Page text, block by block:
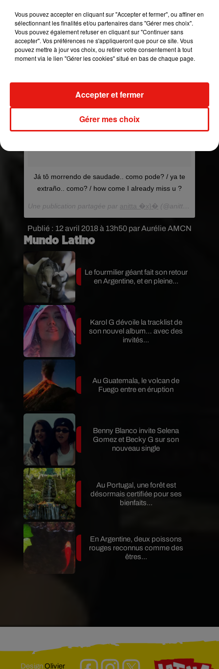
Publié : 12 avril 2018 à 13h50 par Aurélie AMCN
Já tô morrendo de saudade.. como pode? / ya te
extraño.. como? / how come I already miss u ?
Une publication partagée par anitta �x}� (@anitta) le
Mundo Latino
Le fourmilier géant fait son retour
en Argentine, et en pleine...
Karol G dévoile la tracklist de
son nouvel album… avec des
invités...
Au Guatemala, le volcan de
Fuego entre en éruption
Benny Blanco invite Selena
Gomez et Becky G sur son
nouveau single
Au Portugal, une forêt est
désormais certifiée pour ses
bienfaits...
En Argentine, deux poissons
rouges reconnus comme des
êtres...
DesignOlivier
Vous pouvez accepter en cliquant sur "Accepter et fermer", ou affiner en
sélectionnant les finalités et/ou partenaires dans "Gérer mes choix".
Vous pouvez également refuser en cliquant sur "Continuer sans
accepter". Vos préférences ne s'appliqueront que pour ce site. Vous
pouvez mettre à jour vos choix, ou retirer votre consentement à tout
moment via le lien "Gérer les cookies" situé en bas de chaque page.
Gérer mes choix
Accepter et fermer